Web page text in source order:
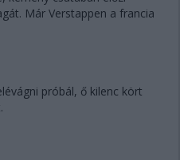
Már Verstappen a francia
próbál, ő kilenc kört